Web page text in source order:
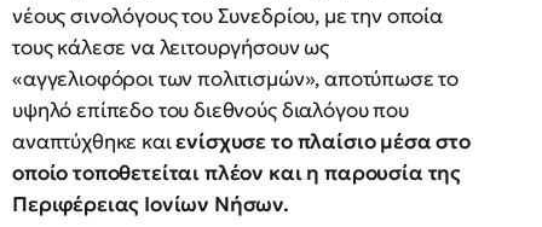
νέους σινολόγους του Συνεδρίου, με την οποία
τους κάλεσε να λειτουργήσουν ως
«αγγελιοφόροι των πολιτισμών», αποτύπωσε το
υψηλό επίπεδο του διεθνούς διαλόγου που
αναπτύχθηκε καιενίσχυσε το πλαίσιο μέσα στο
οποίο τοποθετείται πλέον και η παρουσία της
Περιφέρειας Ιονίων Νήσων.